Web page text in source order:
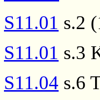
S11.01 s.2
S11.01 s.3
S11.04 s.6